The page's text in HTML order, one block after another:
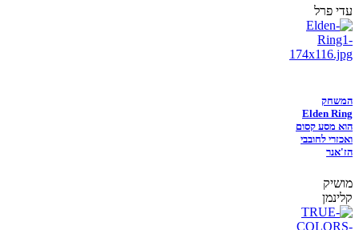
עדי פרל
המשחק
Elden Ring
הוא מסע קסום
ואכזרי לחובבי
הז'אנר
מושיק
קלינמן